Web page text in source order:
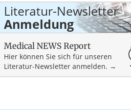
Literatur-Newsletter
Anmeldung
Medical NEWS Report
Hier können Sie sich für unseren
Literatur-Newsletter anmelden. →